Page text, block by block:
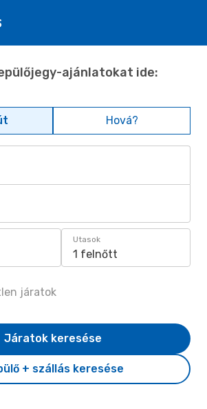
ajánlatokat ide:
Hová?
Utasok
1 felnőtt
járatok
+ szállás keresése
Járatok keresése